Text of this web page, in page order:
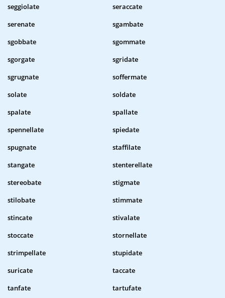
seggiolate
seraccate
serenate
sgambate
sgobbate
sgommate
sgorgate
sgridate
sgrugnate
soffermate
solate
soldate
spalate
spallate
spennellate
spiedate
spugnate
staffilate
stangate
stenterellate
stereobate
stigmate
stilobate
stimmate
stincate
stivalate
stoccate
stornellate
strimpellate
stupidate
suricate
taccate
tanfate
tartufate